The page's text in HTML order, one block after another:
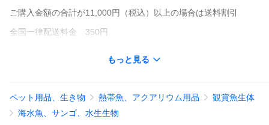
ご購入金額の合計が11,000円（税込）以上の場合は送料割引
全国一律配送料金 350円
◇◇◇ 飼育用品（生体以外）◇◇◇
もっと見る
ペット用品、生き物 熱帯魚、アクアリウム用品
観賞魚生体
海水魚、サンゴ、水生生物